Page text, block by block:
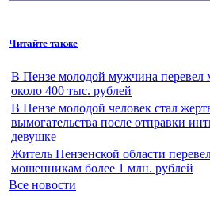
Читайте также
В Пензе молодой мужчина
около 400 тыс. рублей
В Пензе молодой человек стал
вымогательства после отправки
девушке
Житель Пензенской области
мошенникам более 1 млн. рублей
Все новости